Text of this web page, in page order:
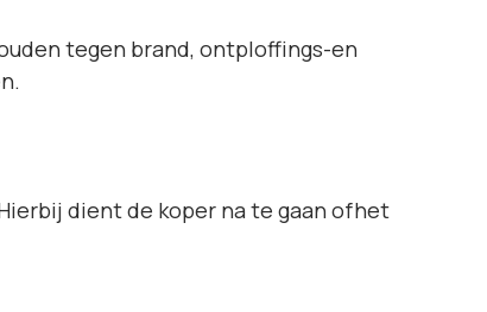
tegen brand, ontploffings­-en
dient de koper na te gaan ofhet